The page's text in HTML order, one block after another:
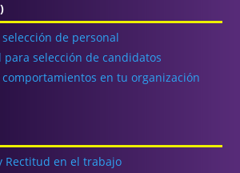
selección de personal
para selección de candidatos
comportamientos en tu organización
Rectitud en el trabajo